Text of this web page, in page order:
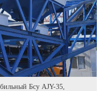
Бсу AJY-35,